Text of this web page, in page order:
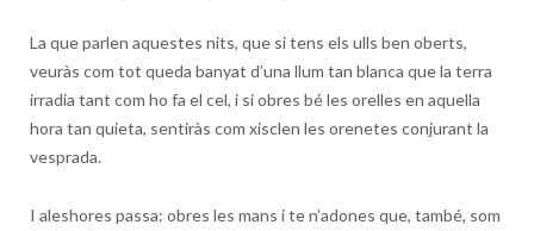
La que parlen aquestes nits, que si tens els ulls ben oberts,
veuràs com tot queda banyat d’una llum tan blanca que la terra
irradia tant com ho fa el cel, i si obres bé les orelles en aquella
hora tan quieta, sentiràs com xisclen les orenetes conjurant la
vesprada.
I aleshores passa: obres les mans i te n’adones que, també, som